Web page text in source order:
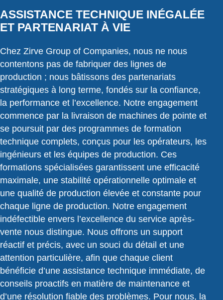
ASSISTANCE TECHNIQUE INÉGALÉE
ET PARTENARIAT À VIE
Chez Zirve Group of Companies, nous ne nous
contentons pas de fabriquer des lignes de
production ; nous bâtissons des partenariats
stratégiques à long terme, fondés sur la confiance,
la performance et l’excellence. Notre engagement
commence par la livraison de machines de pointe et
se poursuit par des programmes de formation
technique complets, conçus pour les opérateurs, les
ingénieurs et les équipes de production. Ces
formations spécialisées garantissent une efficacité
maximale, une stabilité opérationnelle optimale et
une qualité de production élevée et constante pour
chaque ligne de production. Notre engagement
indéfectible envers l’excellence du service après-
vente nous distingue. Nous offrons un support
réactif et précis, avec un souci du détail et une
attention particulière, afin que chaque client
bénéficie d’une assistance technique immédiate, de
conseils proactifs en matière de maintenance et
d’une résolution fiable des problèmes. Pour nous, la